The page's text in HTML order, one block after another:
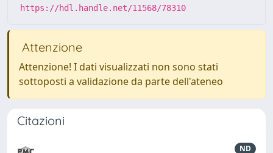
https://hdl.handle.net/11568/78310
Attenzione
Attenzione! I dati visualizzati non sono stati
sottoposti a validazione da parte dell'ateneo
Citazioni
ND